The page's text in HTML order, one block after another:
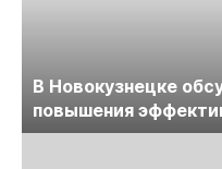
В Новокузнецке
повышения
предприятий